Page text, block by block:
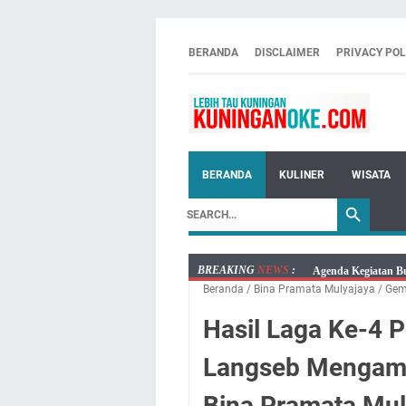
BERANDA DISCLAIMER PRIVACY
BERANDA KULINER WISATA
BREAKING NEWS :
Agenda Kegiatan
Kamis 6 Agustus
Layanan Mobil
Embun Pagi
Setiap Noda Ada
Beranda / Bina Pramata Mulyajaya /
Hasil Laga Ke-4
Langseb